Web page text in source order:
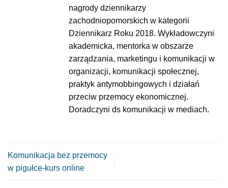
nagrody dziennikarzy
zachodniopomorskich w kategorii
Dziennikarz Roku 2018. Wykładowczyni
akademicka, mentorka w obszarze
zarządzania, marketingu i komunikacji w
organizacji, komunikacji społecznej,
praktyk antymobbingowych i działań
przeciw przemocy ekonomicznej.
Doradczyni ds komunikacji w mediach.
Komunikacja bez przemocy
w pigułce-kurs online